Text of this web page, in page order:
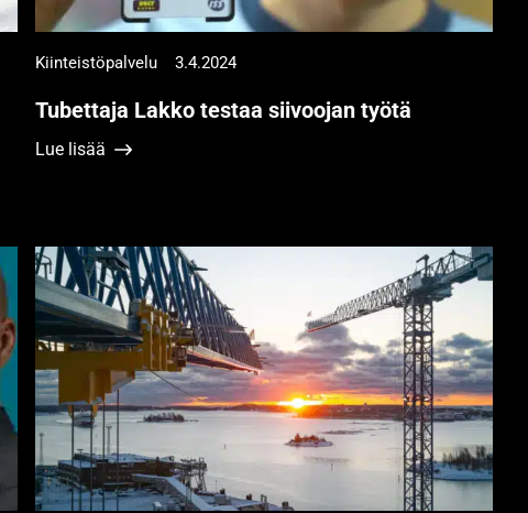
Kiinteistöpalvelu 3.4.2024
Tubettaja Lakko testaa siivoojan työtä
Lue lisää